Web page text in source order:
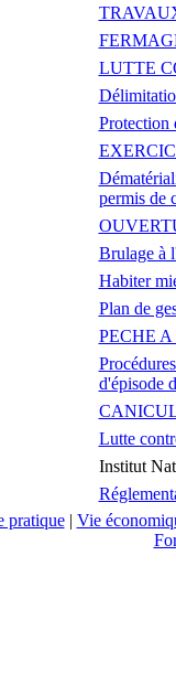
LUTTE
Protection
permis de
Brulage à
Habiter
Plan de
PECHE
d'épisode
Lutte
Institut
pratique| Vie